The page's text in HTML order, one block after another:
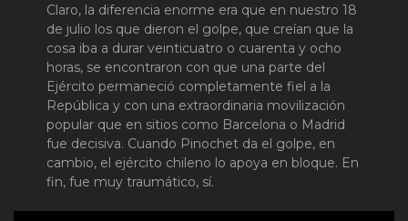
Claro, la diferencia enorme era que en nuestro 18
de julio los que dieron el golpe, que creían que la
cosa iba a durar veinticuatro o cuarenta y ocho
horas, se encontraron con que una parte del
Ejército permaneció completamente fiel a la
República y con una extraordinaria movilización
popular que en sitios como Barcelona o Madrid
fue decisiva. Cuando Pinochet da el golpe, en
cambio, el ejército chileno lo apoya en bloque. En
fin, fue muy traumático, sí.